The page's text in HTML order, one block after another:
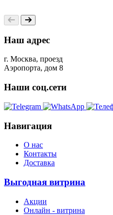
Наш адрес
г. Москва, проезд
Аэропорта, дом 8
Наши соц.сети
Навигация
О нас
Контакты
Доставка
Выгодная витрина
Акции
Онлайн - витрина